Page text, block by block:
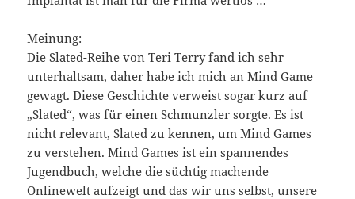
Meinung:
Die Slated-Reihe von Teri Terry fand ich sehr
unterhaltsam, daher habe ich mich an Mind Game
gewagt. Diese Geschichte verweist sogar kurz auf
„Slated“, was für einen Schmunzler sorgte. Es ist
nicht relevant, Slated zu kennen, um Mind Games
zu verstehen. Mind Games ist ein spannendes
Jugendbuch, welche die süchtig machende
Onlinewelt aufzeigt und das wir uns selbst, unsere